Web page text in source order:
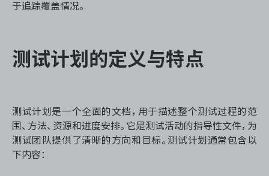
于追踪覆盖情况。
测试计划的定义与特点
测试计划是一个全面的文档，用于描述整个测试过程的范
围、方法、资源和进度安排。它是测试活动的指导性文件，为
测试团队提供了清晰的方向和目标。测试计划通常包含以
下内容：